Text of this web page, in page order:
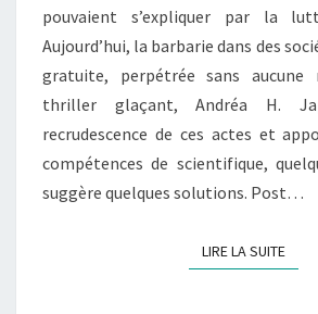
pouvaient s’expliquer par la
Aujourd’hui, la barbarie dans des
gratuite, perpétrée sans aucune
thriller glaçant, Andréa H.
recrudescence de ces actes et
compétences de scientifique,
suggère quelques solutions. Post…
LIRE LA SUITELIRE